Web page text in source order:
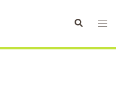
Rechercher